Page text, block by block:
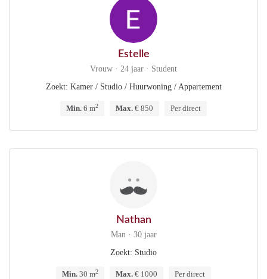
Estelle
Vrouw · 24 jaar · Student
Zoekt: Kamer / Studio / Huurwoning / Appartement
Min. 6 m2 Max. € 850 Per direct
Nathan
Man · 30 jaar
Zoekt: Studio
Min. 30 m2 Max. € 1000 Per direct